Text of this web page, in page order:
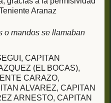
Aranaz
o mandos se llamaban
CAPITAN
(EL BOCAS),
CARAZO,
ALVAREZ, CAPITAN
ARNESTO, CAPITAN